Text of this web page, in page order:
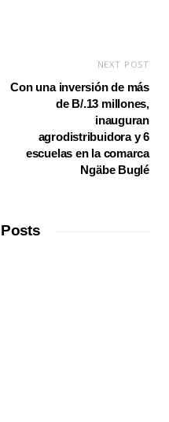
NEXT POST
Con una inversión de más
de B/.13 millones,
inauguran
agrodistribuidora y 6
escuelas en la comarca
Ngäbe Buglé